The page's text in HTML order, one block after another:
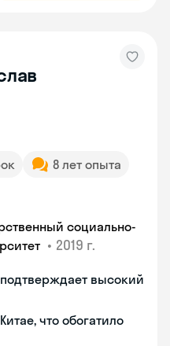
8 лет опыта
социально-
• 2019 г.
подтверждает высокий
что обогатило